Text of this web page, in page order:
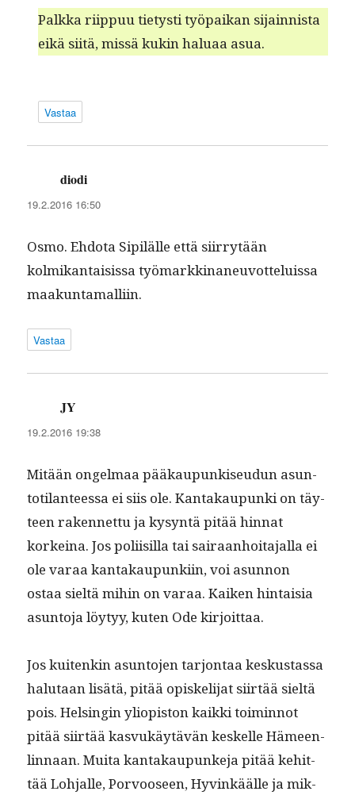
Palk­ka riip­puu tietysti työ­paikan sijain­nista
eikä siitä, mis­sä kukin halu­aa asua.
Vastaa
diodi
19.2.2016 16:50
Osmo. Ehdo­ta Sip­ilälle että siir­ry­tään
kolmikan­tai­sis­sa työ­markki­na­neu­vot­teluis­sa
maakuntamalliin.
Vastaa
JY
19.2.2016 19:38
Mitään ongel­maa pääkaupunkiseudun asun­
toti­lanteessa ei siis ole. Kan­takaupun­ki on täy­
teen raken­net­tu ja kysyn­tä pitää hin­nat
korkeina. Jos poli­isil­la tai sairaan­hoita­jal­la ei
ole varaa kan­takaupunki­in, voi asun­non
ostaa sieltä mihin on varaa. Kaiken hin­taisia
asun­to­ja löy­tyy, kuten Ode kirjoittaa.
Jos kuitenkin asun­to­jen tar­jon­taa keskus­tas­sa
halu­taan lisätä, pitää opiske­li­jat siirtää sieltä
pois. Helsin­gin yliopis­ton kaik­ki toimin­not
pitää siirtää kasvukäytävän keskelle Hämeen­
lin­naan. Mui­ta kan­takaupunke­ja pitää kehit­
tää Loh­jalle, Por­vooseen, Hyvinkäälle ja mik­